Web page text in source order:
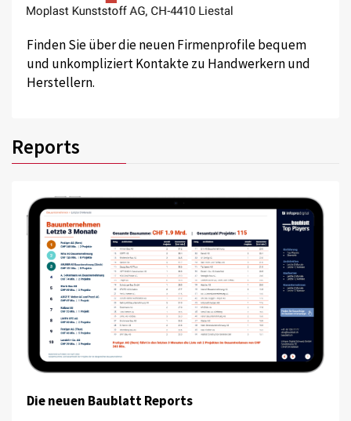
Finden Sie über die neuen Firmenprofile bequem
und unkompliziert Kontakte zu Handwerkern und
Herstellern.
Reports
Die neuen Baublatt Reports